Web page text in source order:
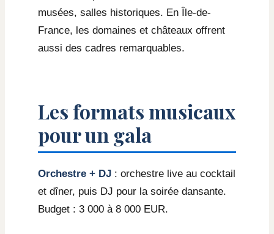
musées, salles historiques. En Île-de-
France, les domaines et châteaux offrent
aussi des cadres remarquables.
Les formats musicaux
pour un gala
Orchestre + DJ: orchestre live au cocktail
et dîner, puis DJ pour la soirée dansante.
Budget : 3 000 à 8 000 EUR.